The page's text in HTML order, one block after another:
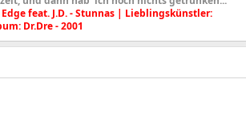
feat. J.D. - Stunnas | Lieblingskünstler:
Dr.Dre - 2001